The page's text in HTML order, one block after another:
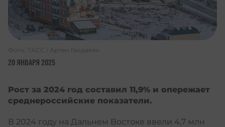
20 ЯНВАРЯ 2025
Фото: ТАСС / Артем Геодакян
Рост за 2024 год составил 11,9% и опережает
среднероссийские показатели.
В 2024 году на Дальнем Востоке ввели 4,7 млн